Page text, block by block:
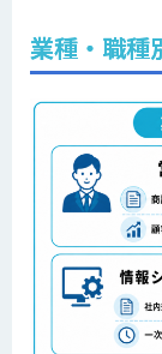
業種・職種